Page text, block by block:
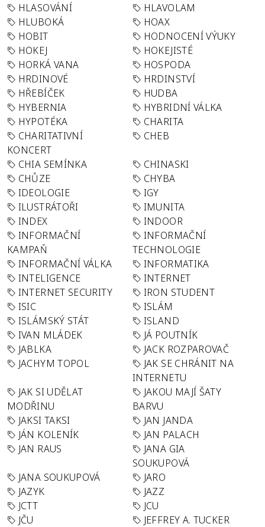
HLASOVÁNÍ
HLAVOLAM
HLUBOKÁ
HOAX
HOBIT
HODNOCENÍ VÝUKY
HOKEJ
HOKEJISTÉ
HORKÁ VANA
HOSPODA
HRDINOVÉ
HRDINSTVÍ
HŘEBÍČEK
HUDBA
HYBERNIA
HYBRIDNÍ VÁLKA
HYPOTÉKA
CHARITA
CHARITATIVNÍ
KONCERT
CHEB
CHIA SEMÍNKA
CHINASKI
CHŮZE
CHYBA
IDEOLOGIE
IGY
ILUSTRÁTOŘI
IMUNITA
INDEX
INDOOR
INFORMAČNÍ
KAMPAŇ
INFORMAČNÍ
TECHNOLOGIE
INFORMAČNÍ VÁLKA
INFORMATIKA
INTELIGENCE
INTERNET
INTERNET SECURITY
IRON STUDENT
ISIC
ISLÁM
ISLÁMSKÝ STÁT
ISLAND
IVAN MLÁDEK
JÁ POUTNÍK
JABLKA
JACK ROZPAROVAČ
JACHYM TOPOL
JAK SE CHRÁNIT NA
INTERNETU
JAK SI UDĚLAT
MODŘINU
JAKOU MAJÍ ŠATY
BARVU
JAKSI TAKSI
JAN JANDA
JÁN KOLENÍK
JAN PALACH
JAN RAUS
JANA GIA
SOUKUPOVÁ
JANA SOUKUPOVÁ
JARO
JAZYK
JAZZ
JCTT
JCU
JČU
JEFFREY A. TUCKER